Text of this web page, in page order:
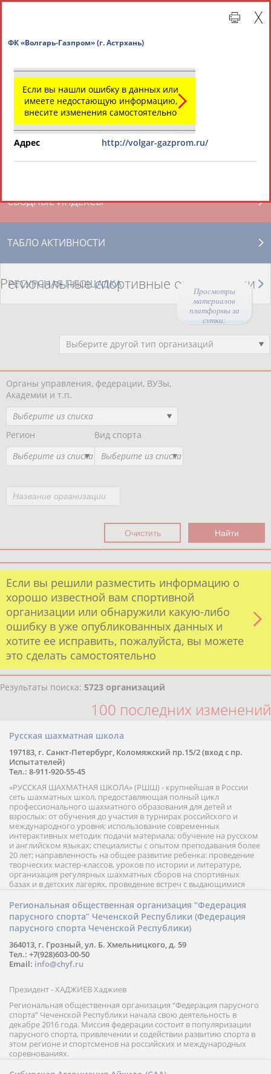
Просмотры
материалов
платформы за
сутки:
СВОДНЫЕ ИНДЕКСЫ
ТАБЛО АКТИВНОСТИ
РЕСУРСНАЯ ПЛОЩАДКА
Региональные спортивные организации
Выберите другой тип организаций
Органы управления, федерации, ВУЗы,
Академии и т.п.
Выберите из списка
Регион
Выберите из списка
Вид спорта
Выберите из списка
Если вы решили разместить информацию о
хорошо известной вам спортивной
организации или обнаружили какую-либо
ошибку в уже опубликованных данных и
хотите ее исправить, пожалуйста, вы можете
это сделать самостоятельно
Результаты поиска: 5723 организаций
100 последних изменений
Русская шахматная школа
197183, г. Санкт-Петербург, Коломяжский пр.15/2 (вход с пр.
Испытателей)
Тел.: 8-911-920-55-45
«РУССКАЯ ШАХМАТНАЯ ШКОЛА» (РШШ) - крупнейшая в России
сеть шахматных школ, предоставляющая полный цикл
профессионального шахматного образования для детей и
взрослых: от обучения до участия в турнирах российского и
международного уровня; использование современных
интерактивных методик подачи материала; обучение на русском
и английском языках; специалисты с опытом преподавания более
20 лет; направленность на общее развитие ребенка: проведение
творческих мастер-классов, уроков по истории и литературе,
организация регулярных шахматных сборов на спортивных
базах и в детских лагерях, проведение встреч с выдающимися
шахматистами; корпоративное обучение; онлайн обучение в
форме вебинаров и индивидуальных занятий, круглые столы
российских и международных тренеров, организация фестивалей;
онлайн трансляция мероприятий и турниров.
Региональная общественная организация “Федерация
парусного спорта” Чеченской Республики (Федерация
парусного спорта Чеченской Республики)
364013, г. Грозный, ул. Б. Хмельницкого, д. 59
Тел.: +7(928)603-00-50
Email: info@chyf.ru
Президент - ХАДЖИЕВ Хаджиев
Региональная общественная организация “Федерация парусного
спорта” Чеченской Республики начала свою деятельность в
декабре 2016 года. Миссия федерации состоит в популяризации
парусного спорта, привлечении и содействии развитию спорта в
этом регионе и спортсменов на российских и международных
соревнованиях.
Если вы нашли ошибку в данных или
имеете недостающую информацию,
внесите изменения самостоятельно
Адрес http://volgar-gazprom.ru/